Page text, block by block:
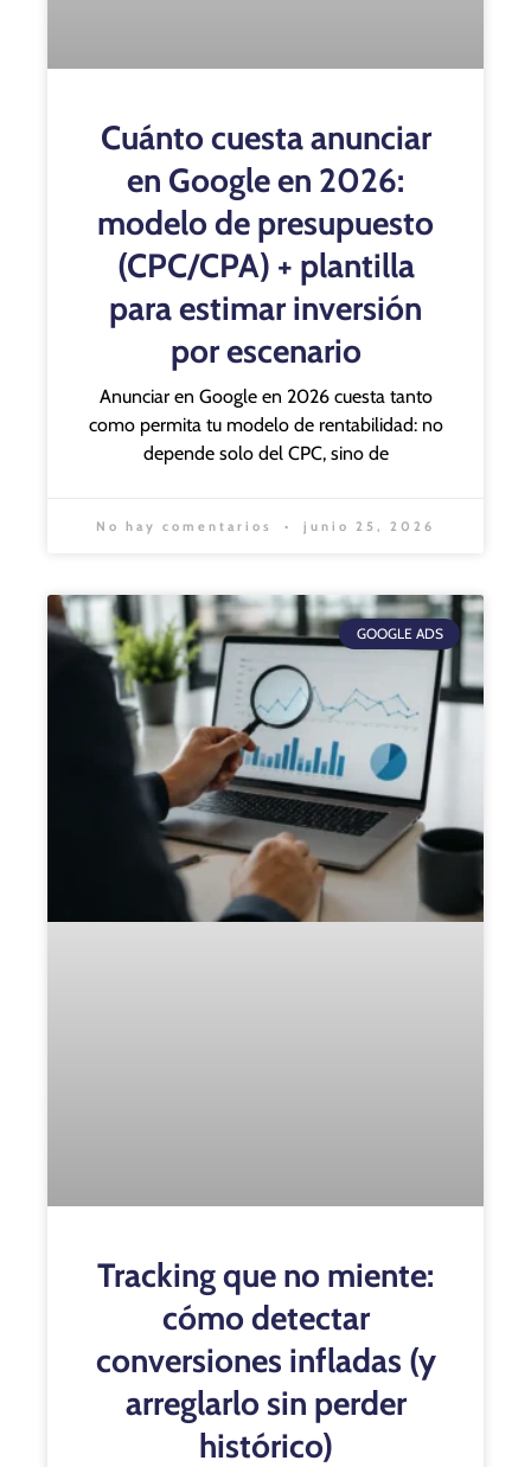
Cuánto cuesta anunciar
en Google en 2026:
modelo de presupuesto
(CPC/CPA) + plantilla
para estimar inversión
por escenario
Anunciar en Google en 2026 cuesta tanto
como permita tu modelo de rentabilidad: no
depende solo del CPC, sino de
No hay comentarios junio 25, 2026
GOOGLE ADS
Tracking que no miente:
cómo detectar
conversiones infladas (y
arreglarlo sin perder
histórico)